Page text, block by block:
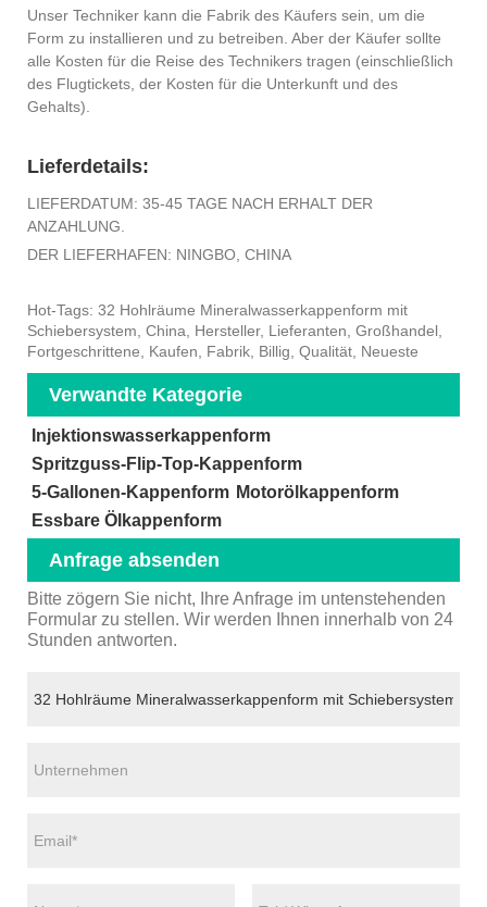
Unser Techniker kann die Fabrik des Käufers sein, um die
Form zu installieren und zu betreiben. Aber der Käufer sollte
alle Kosten für die Reise des Technikers tragen (einschließlich
des Flugtickets, der Kosten für die Unterkunft und des
Gehalts).
Lieferdetails:
LIEFERDATUM: 35-45 TAGE NACH ERHALT DER
ANZAHLUNG.
DER LIEFERHAFEN: NINGBO, CHINA
Hot-Tags: 32 Hohlräume Mineralwasserkappenform mit
Schiebersystem, China, Hersteller, Lieferanten, Großhandel,
Fortgeschrittene, Kaufen, Fabrik, Billig, Qualität, Neueste
Verwandte Kategorie
Injektionswasserkappenform
Spritzguss-Flip-Top-Kappenform
5-Gallonen-Kappenform Motorölkappenform
Essbare Ölkappenform
Anfrage absenden
Bitte zögern Sie nicht, Ihre Anfrage im untenstehenden
Formular zu stellen. Wir werden Ihnen innerhalb von 24
Stunden antworten.